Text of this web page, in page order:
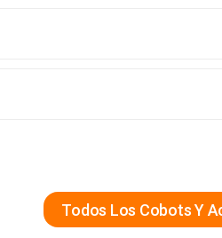
Todos Los Cobots Y